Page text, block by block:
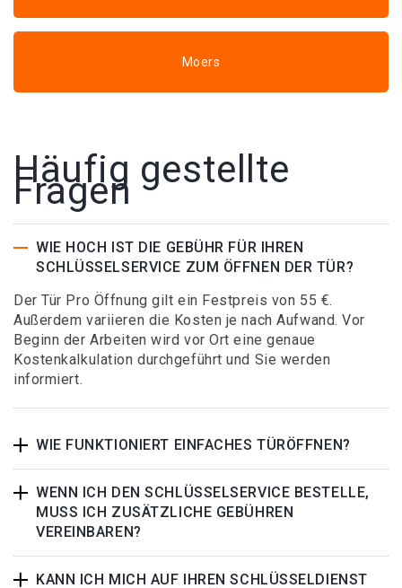
Moers
Häufig gestellte
Fragen
WIE HOCH IST DIE GEBÜHR FÜR IHREN
SCHLÜSSELSERVICE ZUM ÖFFNEN DER TÜR?
Der Tür Pro Öffnung gilt ein Festpreis von 55 €.
Außerdem variieren die Kosten je nach Aufwand. Vor
Beginn der Arbeiten wird vor Ort eine genaue
Kostenkalkulation durchgeführt und Sie werden
informiert.
WIE FUNKTIONIERT EINFACHES TÜRÖFFNEN?
WENN ICH DEN SCHLÜSSELSERVICE BESTELLE,
MUSS ICH ZUSÄTZLICHE GEBÜHREN
VEREINBAREN?
KANN ICH MICH AUF IHREN SCHLÜSSELDIENST